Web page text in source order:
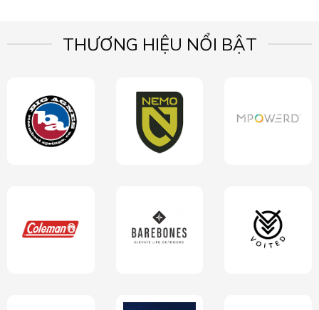
THƯƠNG HIỆU NỔI BẬT